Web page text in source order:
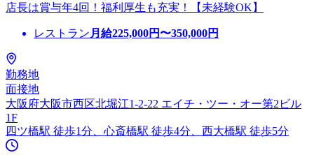
店長は賞与年4回！福利厚生も充実！【未経験OK】
レストラン 月給225,000円〜350,000円
勤務地
面接地
大阪府大阪市西区北堀江1-2-22 エイチ・ツー・オー第2ビル
1F
四ツ橋駅 徒歩1分、心斎橋駅 徒歩4分、西大橋駅 徒歩5分